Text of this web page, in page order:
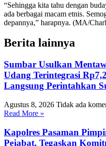
“Sehingga kita tahu dengan
ada berbagai macam etnis.
depannya,” harapnya. (MA/
Berita lainnya
Sumbar Usulkan
Udang Terintegrasi
Langsung Perintahkan
Agustus 8, 2026 Tidak ada
Read More »
Kapolres Pasaman
Pejabat, Tegaskan